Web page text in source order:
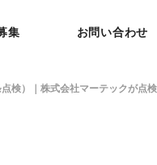
集 お問い合わせ
検）｜株式会社マーテックが点